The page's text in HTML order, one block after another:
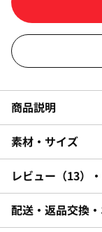
商品説明
素材・サイズ
レビュー 13
配送・返品交換